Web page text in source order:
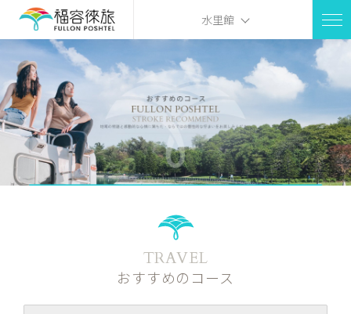
水里館
TRAVEL
おすすめのコース